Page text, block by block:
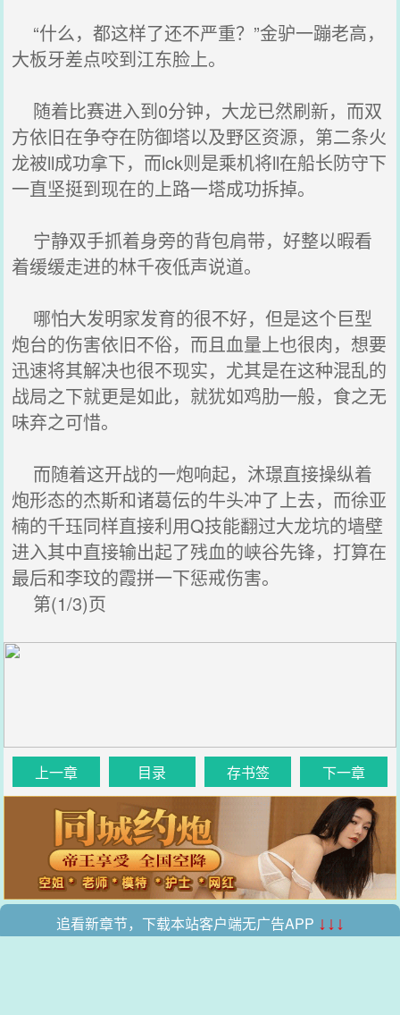
“什么，都这样了还不严重？”金驴一蹦老高，
大板牙差点咬到江东脸上。
随着比赛进入到0分钟，大龙已然刷新，而双
方依旧在争夺在防御塔以及野区资源，第二条火
龙被ll成功拿下，而lck则是乘机将ll在船长防守下
一直坚挺到现在的上路一塔成功拆掉。
宁静双手抓着身旁的背包肩带，好整以暇看
着缓缓走进的林千夜低声说道。
哪怕大发明家发育的很不好，但是这个巨型
炮台的伤害依旧不俗，而且血量上也很肉，想要
迅速将其解决也很不现实，尤其是在这种混乱的
战局之下就更是如此，就犹如鸡肋一般，食之无
味弃之可惜。
而随着这开战的一炮响起，沐璟直接操纵着
炮形态的杰斯和诸葛伝的牛头冲了上去，而徐亚
楠的千珏同样直接利用Q技能翻过大龙坑的墙壁
进入其中直接输出起了残血的峡谷先锋，打算在
最后和李玟的霞拼一下惩戒伤害。
第(1/3)页
.
上一章 目录 存书签 下一章
.
追看新章节，下载本站客户端无广告APP ↓↓↓